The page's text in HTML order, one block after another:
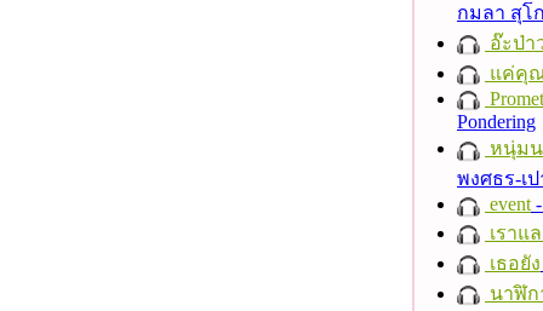
กมลา สุโ
อ๊ะป่า
แค่คุ
Pondering
หนุ่มน
พงศธร-เ
event
เราแ
เธอยัง
นาฬิก